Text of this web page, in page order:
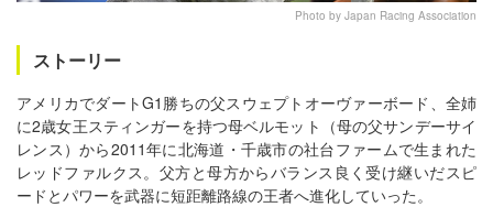
Photo by Japan Racing Association
ストーリー
アメリカでダートG1勝ちの父スウェプトオーヴァーボード、全姉
に2歳女王スティンガーを持つ母ベルモット（母の父サンデーサイ
レンス）から2011年に北海道・千歳市の社台ファームで生まれた
レッドファルクス。父方と母方からバランス良く受け継いだスピ
ードとパワーを武器に短距離路線の王者へ進化していった。